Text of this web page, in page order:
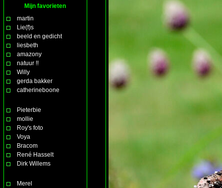
Mijn favorieten
martin
Lie(f)s
beeld en gedicht
liesbeth
amazony
natuur !!
Willy
gerda bakker
catherineboone
Pieterbie
mollie
Roy's foto
Voya
Bracom
René Hasselt
Dirk Willems
Merel